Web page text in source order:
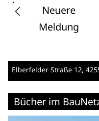
Neuere
Meldung
Elberfelder Straße 12,
Bücher im